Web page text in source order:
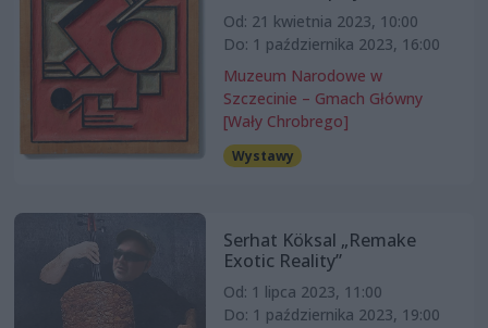
Od: 21 kwietnia 2023, 10:00
Do: 1 października 2023, 16:00
Muzeum Narodowe w
Szczecinie – Gmach Główny
[Wały Chrobrego]
Wystawy
Serhat Köksal „Remake
Exotic Reality”
Od: 1 lipca 2023, 11:00
Do: 1 października 2023, 19:00